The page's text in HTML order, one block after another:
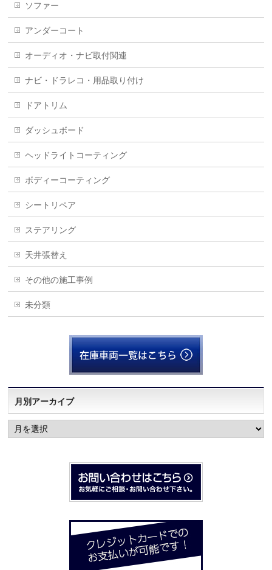
ソファー
アンダーコート
オーディオ・ナビ取付関連
ナビ・ドラレコ・用品取り付け
ドアトリム
ダッシュボード
ヘッドライトコーティング
ボディーコーティング
シートリペア
ステアリング
天井張替え
その他の施工事例
未分類
月別アーカイブ